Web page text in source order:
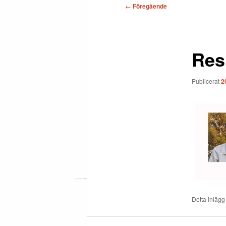
Inläggsnavigering
← Föregående
Publicerat
Detta